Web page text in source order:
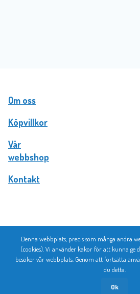
Om oss
Köpvillkor
Vår
webbshop
Kontakt
© 2026 Bromma Kortförlag
Denna webbplats, precis som många andra
(cookies). Vi använder kakor för att kunna ge
besöker vår webbplats. Genom att fortsätta
du detta.
Ok